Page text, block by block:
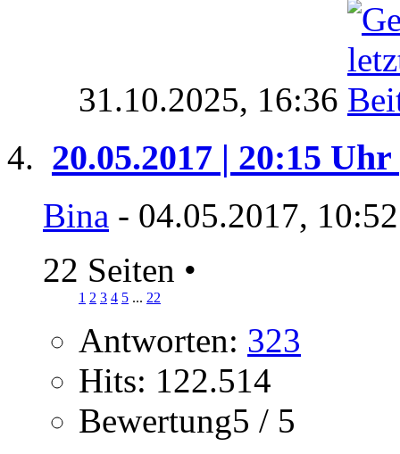
31.10.2025, 16:36
20.05.2017 | 20:15
Bina - 04.05.2017,
22 Seiten •
1 2 3 4 5 ... 22
Antworten: 323
Hits: 122.514
Bewertung5 / 5